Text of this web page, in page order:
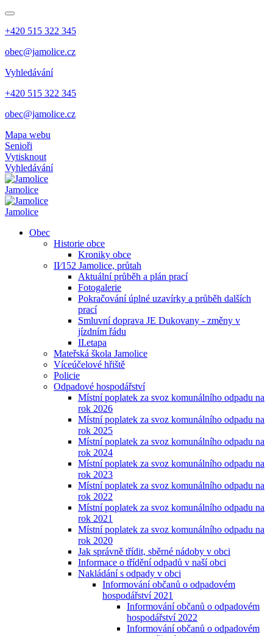
+420 515 322 345
obec@jamolice.cz
Vyhledávání
+420 515 322 345
obec@jamolice.cz
Mapa webu
Senioři
Vytisknout
Vyhledávání
Jamolice
Jamolice
Obec
Historie obce
Kroniky obce
II⁄152 Jamolice, průtah
Aktuální průběh a plán prací
Fotogalerie
Pokračování úplné uzavírky a průběh dalších
prací
Smluvní doprava JE Dukovany - změny v
jízdním řádu
II.etapa
Mateřská škola Jamolice
Víceúčelové hřiště
Policie
Odpadové hospodářství
Místní poplatek za svoz komunálního odpadu na
rok 2026
Místní poplatek za svoz komunálního odpadu na
rok 2025
Místní poplatek za svoz komunálního odpadu na
rok 2024
Místní poplatek za svoz komunálního odpadu na
rok 2023
Místní poplatek za svoz komunálního odpadu na
rok 2022
Místní poplatek za svoz komunálního odpadu na
rok 2021
Místní poplatek za svoz komunálního odpadu na
rok 2020
Jak správně třídit, sběrné nádoby v obci
Informace o třídění odpadů v naší obci
Nakládání s odpady v obci
Informování občanů o odpadovém
hospodářství 2021
Informování občanů o odpadovém
hospodářství 2022
Informování občanů o odpadovém